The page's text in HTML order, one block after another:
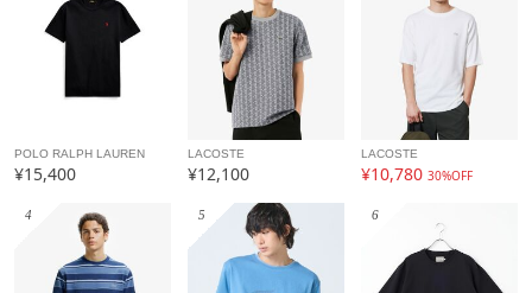
POLO RALPH LAUREN
¥15,400
LACOSTE
¥12,100
LACOSTE
¥10,78030%OFF
4 5 6